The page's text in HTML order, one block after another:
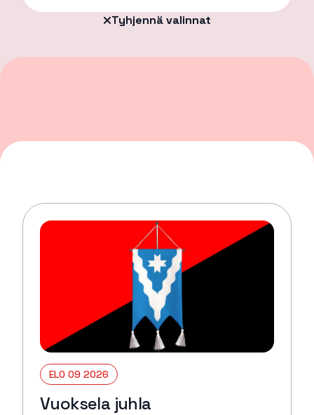
Tyhjennä valinnat
ELO 09 2026
Vuoksela juhla